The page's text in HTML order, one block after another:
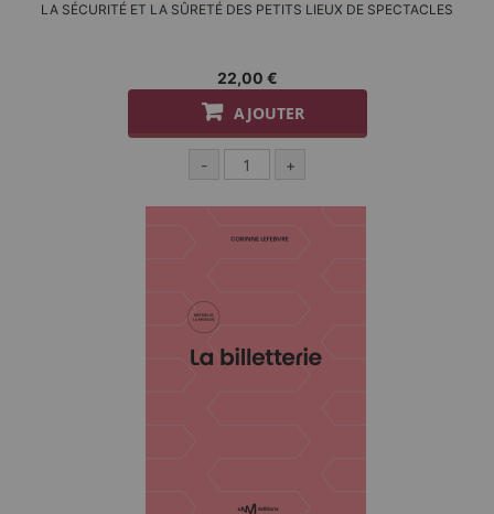
LA SÉCURITÉ ET LA SÛRETÉ DES PETITS LIEUX DE SPECTACLES
22,00 €
AJOUTER
- +